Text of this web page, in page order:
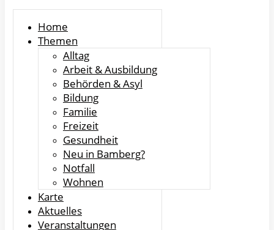
Home
Themen
Alltag
Arbeit & Ausbildung
Behörden & Asyl
Bildung
Familie
Freizeit
Gesundheit
Neu in Bamberg?
Notfall
Wohnen
Karte
Aktuelles
Veranstaltungen